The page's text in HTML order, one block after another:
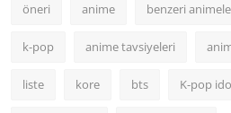
öneri anime benzeri
k-pop anime tavsiyeleri
liste kore bts K-pop